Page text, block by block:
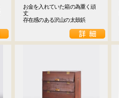
お金を入れていた箱の為重く頑
丈
存在感のある沢山の太鼓鋲